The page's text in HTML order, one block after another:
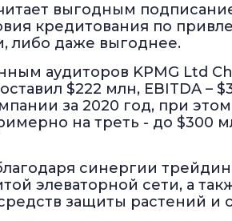
выгодным
кредитования по
либо даже выгоднее.
аудиторов KPMG Ltd
$222 млн, EBITDA –
за 2020 год, при
на треть - до $300
синергии
элеваторной сети, а
защиты растений и